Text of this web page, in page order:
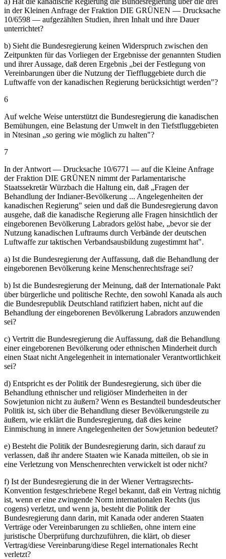
in der Kleinen Anfrage der Fraktion DIE GRÜNEN — Drucksache
10/6598 — aufgezählten Studien, ihren Inhalt und ihre Dauer
unterrichtet?
b) Sieht die Bundesregierung keinen Widerspruch zwischen den
Zeitpunkten für das Vorliegen der Ergebnisse der genannten Studien
und ihrer Aussage, daß deren Ergebnis „bei der Festlegung von
Vereinbarungen über die Nutzung der Tieffluggebiete durch die
Luftwaffe von der kanadischen Regierung berücksichtigt werden"?
6
Auf welche Weise unterstützt die Bundesregierung die kanadischen
Bemühungen, eine Belastung der Umwelt in den Tiefstfluggebieten
in Ntesinan „so gering wie möglich zu halten"?
7
In der Antwort — Drucksache 10/6771 — auf die Kleine Anfrage
der Fraktion DIE GRÜNEN nimmt der Parlamentarische
Staatssekretär Würzbach die Haltung ein, daß „Fragen der
Behandlung der Indianer-Bevölkerung ... Angelegenheiten der
kanadischen Regierung" seien und daß die Bundesregierung davon
ausgehe, daß die kanadische Regierung alle Fragen hinsichtlich der
eingeborenen Bevölkerung Labradors gelöst habe, „bevor sie der
Nutzung kanadischen Luftraums durch Verbände der deutschen
Luftwaffe zur taktischen Verbandsausbildung zugestimmt hat".
a) Ist die Bundesregierung der Auffassung, daß die Behandlung der
eingeborenen Bevölkerung keine Menschenrechtsfrage sei?
b) Ist die Bundesregierung der Meinung, daß der Internationale Pakt
über bürgerliche und politische Rechte, den sowohl Kanada als auch
die Bundesrepublik Deutschland ratifiziert haben, nicht auf die
Behandlung der eingeborenen Bevölkerung Labradors anzuwenden
sei?
c) Vertritt die Bundesregierung die Auffassung, daß die Behandlung
einer eingeborenen Bevölkerung oder ethnischen Minderheit durch
einen Staat nicht Angelegenheit in internationaler Verantwortlichkeit
sei?
d) Entspricht es der Politik der Bundesregierung, sich über die
Behandlung ethnischer und religiöser Minderheiten in der
Sowjetunion nicht zu äußern? Wenn es Bestandteil bundesdeutscher
Politik ist, sich über die Behandlung dieser Bevölkerungsteile zu
äußern, wie erklärt die Bundesregierung, daß dies keine
Einmischung in innere Angelegenheiten der Sowjetunion bedeutet?
e) Besteht die Politik der Bundesregierung darin, sich darauf zu
verlassen, daß ihr andere Staaten wie Kanada mitteilen, ob sie in
eine Verletzung von Menschenrechten verwickelt ist oder nicht?
f) Ist der Bundesregierung die in der Wiener Vertragsrechts-
Konvention festgeschriebene Regel bekannt, daß ein Vertrag nichtig
ist, wenn er eine zwingende Norm internationalen Rechts (jus
cogens) verletzt, und wenn ja, besteht die Politik der
Bundesregierung dann darin, mit Kanada oder anderen Staaten
Verträge oder Vereinbarungen zu schließen, ohne intern eine
juristische Überprüfung durchzuführen, die klärt, ob dieser
Vertrag/diese Vereinbarung/diese Regel internationales Recht
verletzt?